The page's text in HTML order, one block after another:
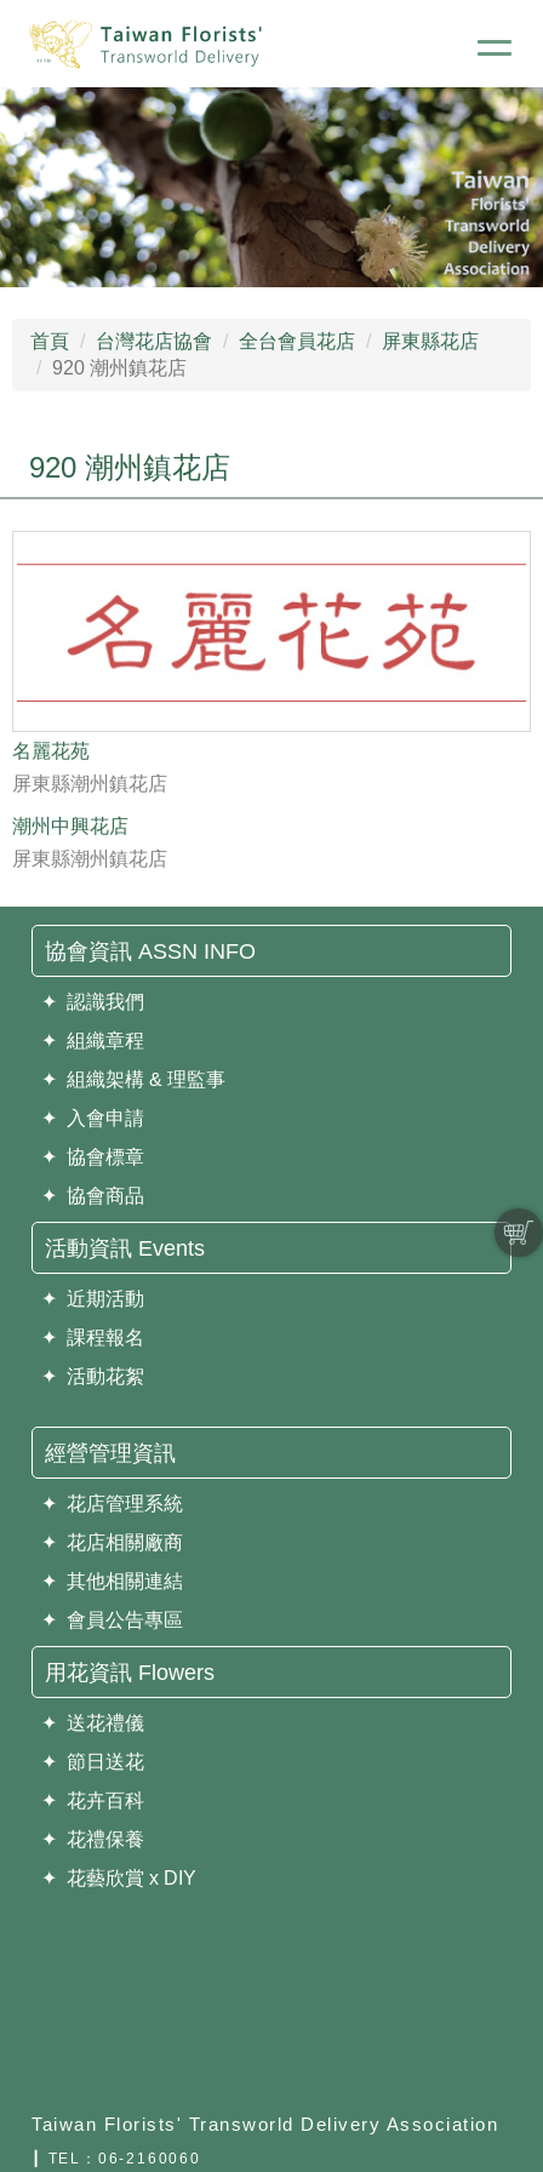
首頁 台灣花店協會 全台會員花店
屏東縣花店
920 潮州鎮花店
920 潮州鎮花店
名麗花苑
屏東縣潮州鎮花店
潮州中興花店
屏東縣潮州鎮花店
協會資訊 ASSN INFO
✦ 認識我們
✦ 組織章程
✦ 組織架構 & 理監事
✦ 入會申請
✦ 協會標章
✦ 協會商品
活動資訊 Events
✦ 近期活動
✦ 課程報名
✦ 活動花絮
經營管理資訊
✦ 花店管理系統
✦ 花店相關廠商
✦ 其他相關連結
✦ 會員公告專區
用花資訊 Flowers
✦ 送花禮儀
✦ 節日送花
✦ 花卉百科
✦ 花禮保養
✦ 花藝欣賞 x DIY
Taiwan Florists' Transworld Delivery Association
┃ TEL： 06-2160060